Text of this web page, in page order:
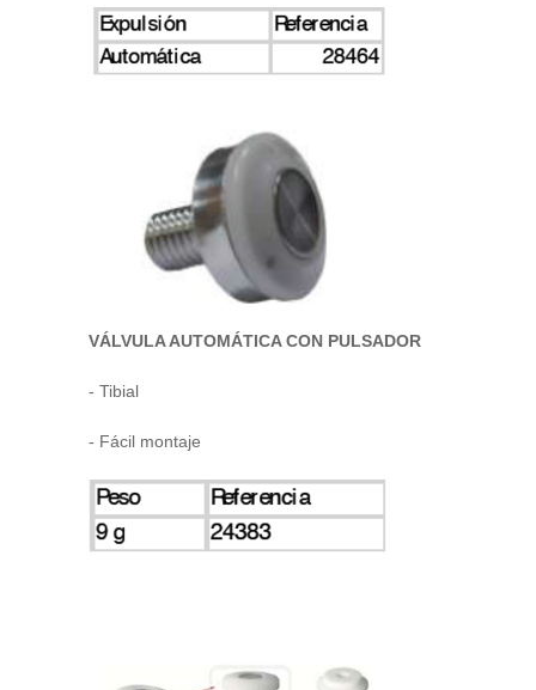
VÁLVULA AUTOMÁTICA CON PULSADOR
- Tibial
- Fácil montaje